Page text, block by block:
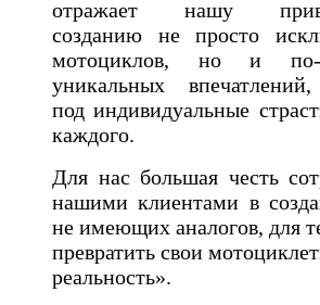
отражает нашу
созданию не просто
мотоциклов, но и по-
уникальных
под индивидуальные
каждого.
Для нас большая честь
нашими клиентами в
не имеющих аналогов, для
превратить свои
реальность».